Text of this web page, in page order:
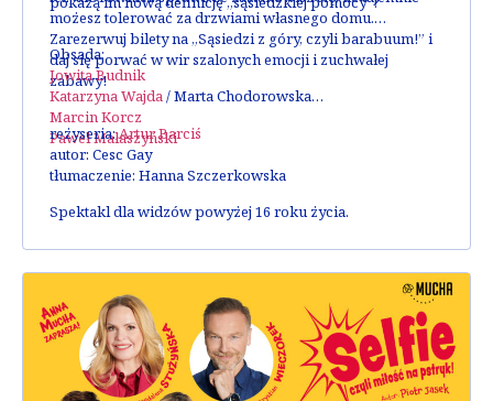
możesz tolerować za drzwiami własnego domu.
Zarezerwuj bilety na „Sąsiedzi z góry, czyli barabuum!” i
daj się porwać w wir szalonych emocji i zuchwałej
zabawy!
Obsada:
Jowita Budnik
Katarzyna Wajda/Marta Chodorowska
Marcin Korcz
Paweł Małaszyński
reżyseria:Artur Barciś
autor: Cesc Gay
tłumaczenie: Hanna Szczerkowska
Spektakl dla widzów powyżej 16 roku życia.